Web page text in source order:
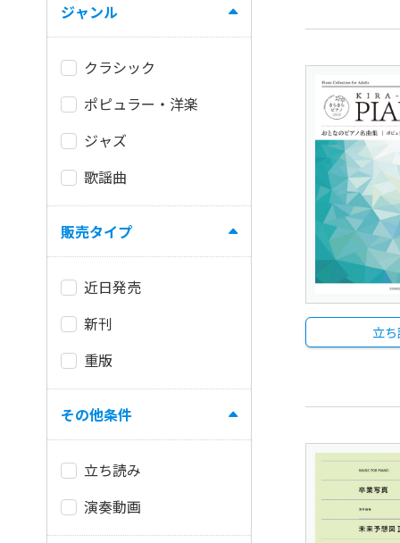
立
ジャンル
クラシック
ポピュラー・洋楽
ジャズ
歌謡曲
販売タイプ
近日発売
新刊
重版
その他条件
立ち読み
演奏動画